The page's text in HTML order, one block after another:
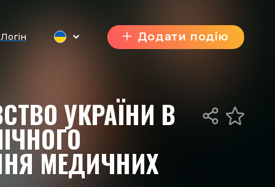
Логін Додати подію
УКРАЇНИ В
МЕДИЧНИХ